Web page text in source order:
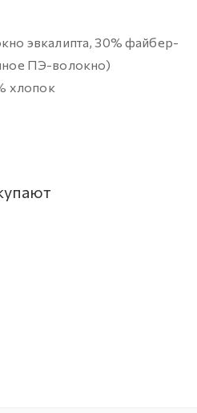
эвкалипта, 30% файбер-
ПЭ-волокно)
хлопок